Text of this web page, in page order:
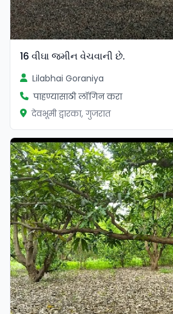
16 વીઘા જમીન વેચવાની છે.
Lilabhai Goraniya
पाहण्यासाठी लॉगिन करा
देवभूमी द्वारका, गुजरात